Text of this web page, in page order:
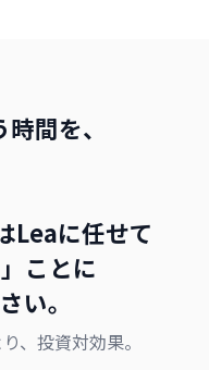
間を、
Leaに任せて
ことに
い。
、投資対効果。